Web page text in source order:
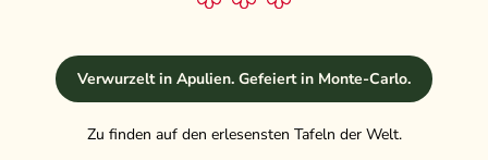
Verwurzelt in Apulien. Gefeiert in Monte-Carlo.
Zu finden auf den erlesensten Tafeln der Welt.